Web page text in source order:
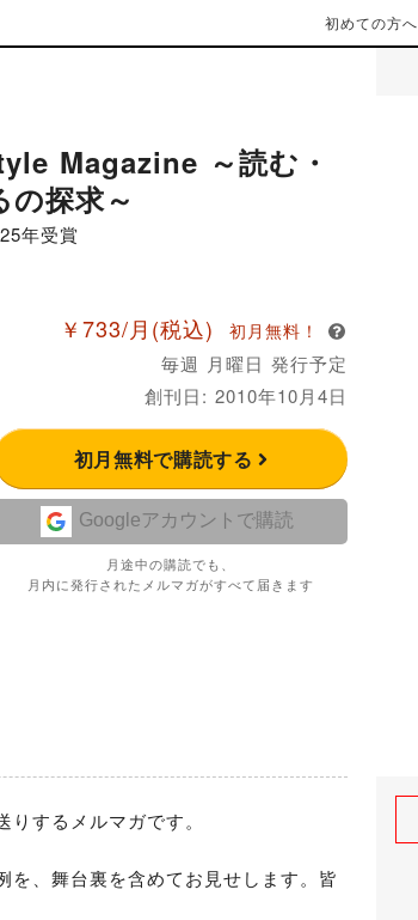
初めての方へ
Magazine ～読む・
の探求～
年受賞
￥733/月 (税込)
初月無料！
毎週 月曜日 発行予定
創刊日: 2010年10月4日
初月無料で購読する
Googleアカウントで購読
月途中の購読でも、
月内に発行されたメルマガがすべて届きます
するメルマガです。
、舞台裏を含めてお見せします。皆